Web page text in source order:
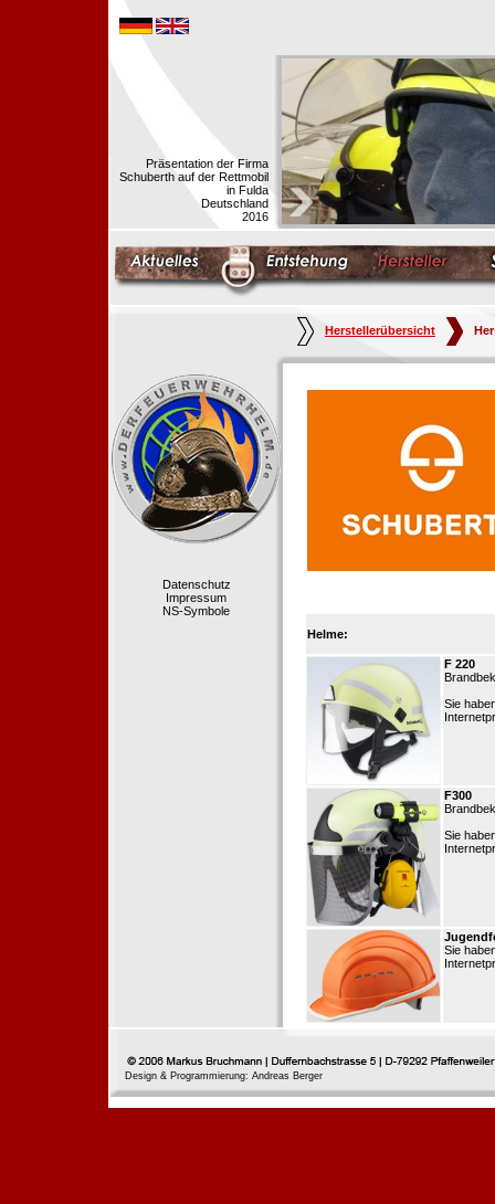
Präsentation der Firma
Schuberth auf der Rettmobil
in Fulda
Deutschland
2016
Herstellerübersicht
Datenschutz
Impressum
NS-Symbole
Helme:
F 220
Sie
F300
Sie
Sie
Design & Programmierung: Andreas Berger